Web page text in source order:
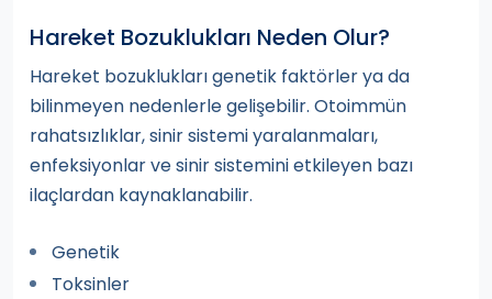
Hareket Bozuklukları Neden Olur?
Hareket bozuklukları genetik faktörler ya da
bilinmeyen nedenlerle gelişebilir. Otoimmün
rahatsızlıklar, sinir sistemi yaralanmaları,
enfeksiyonlar ve sinir sistemini etkileyen bazı
ilaçlardan kaynaklanabilir.
Genetik
Toksinler